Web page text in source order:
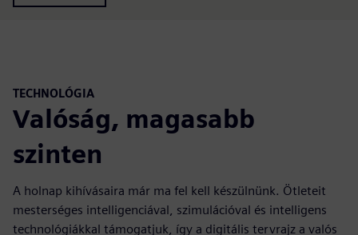
TECHNOLÓGIA
Valóság, magasabb
szinten
A holnap kihívásaira már ma fel kell készülnünk. Ötleteit
mesterséges intelligenciával, szimulációval és intelligens
technológiákkal támogatjuk, így a digitális tervrajz a valós